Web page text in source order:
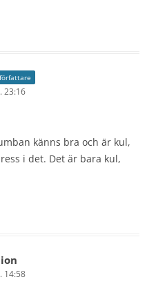
23:16
känns bra och är kul,
i det. Det är bara kul,
14:58